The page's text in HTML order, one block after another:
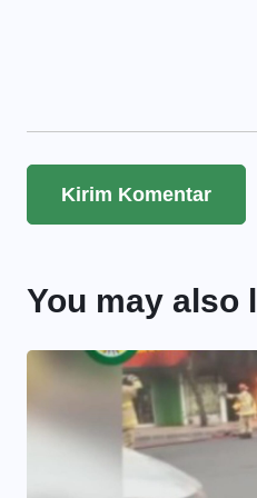
You may also